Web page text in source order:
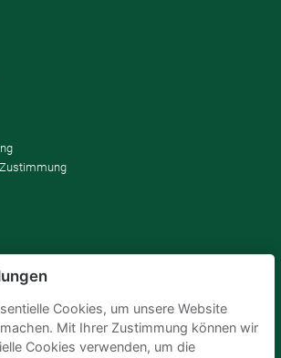
Cookies, um unsere Website
Mit Ihrer Zustimmung können wir
Cookies verwenden, um die
SDGs